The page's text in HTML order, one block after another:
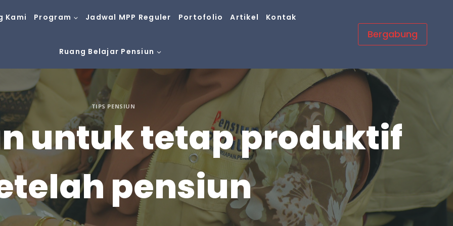
Kami Program Jadwal MPP Reguler Portofolio Artikel Kontak
Ruang Belajar Pensiun
Bergabung
TIPS PENSIUN
untuk tetap produktif
pensiun